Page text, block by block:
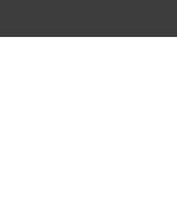
to